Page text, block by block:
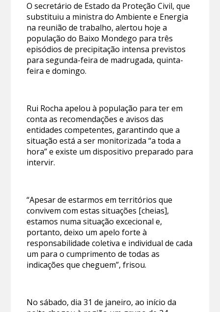
O secretário de Estado da Proteção Civil, que
substituiu a ministra do Ambiente e Energia
na reunião de trabalho, alertou hoje a
população do Baixo Mondego para três
episódios de precipitação intensa previstos
para segunda-feira de madrugada, quinta-
feira e domingo.
Rui Rocha apelou à população para ter em
conta as recomendações e avisos das
entidades competentes, garantindo que a
situação está a ser monitorizada “a toda a
hora” e existe um dispositivo preparado para
intervir.
“Apesar de estarmos em territórios que
convivem com estas situações [cheias],
estamos numa situação excecional e,
portanto, deixo um apelo forte à
responsabilidade coletiva e individual de cada
um para o cumprimento de todas as
indicações que cheguem”, frisou.
No sábado, dia 31 de janeiro, ao início da